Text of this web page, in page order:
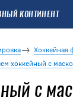
КОНТИНЕНТ
Хоккейная
хоккейный с
с